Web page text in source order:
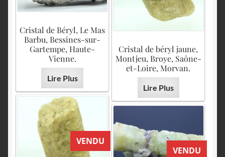
Cristal de Béryl, Le Mas
Barbu, Bessines-sur-
Gartempe, Haute-
Vienne.
Lire Plus
Cristal de béryl jaune,
Montjeu, Broye, Saône-
et-Loire, Morvan.
Lire Plus
VENDU
VENDU